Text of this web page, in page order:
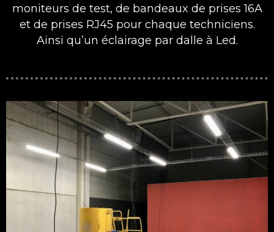
moniteurs de test, de bandeaux de prises 16A
et de prises RJ45 pour chaque techniciens.
Ainsi qu’un éclairage par dalle à Led.